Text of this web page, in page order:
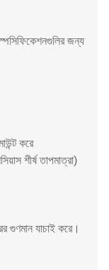
জন্য
করে
শীর্ষ তাপমাত্রা)
গুণমান যাচাই করে।